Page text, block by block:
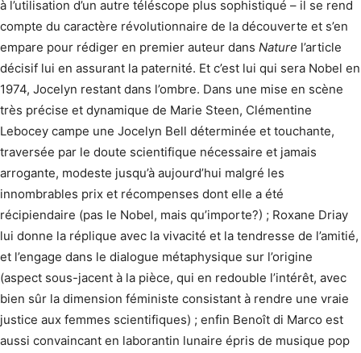
à l’utilisation d’un autre téléscope plus sophistiqué – il se rend
compte du caractère révolutionnaire de la découverte et s’en
empare pour rédiger en premier auteur dans Nature l’article
décisif lui en assurant la paternité. Et c’est lui qui sera Nobel en
1974, Jocelyn restant dans l’ombre. Dans une mise en scène
très précise et dynamique de Marie Steen, Clémentine
Lebocey campe une Jocelyn Bell déterminée et touchante,
traversée par le doute scientifique nécessaire et jamais
arrogante, modeste jusqu’à aujourd’hui malgré les
innombrables prix et récompenses dont elle a été
récipiendaire (pas le Nobel, mais qu’importe?) ; Roxane Driay
lui donne la réplique avec la vivacité et la tendresse de l’amitié,
et l’engage dans le dialogue métaphysique sur l’origine
(aspect sous-jacent à la pièce, qui en redouble l’intérêt, avec
bien sûr la dimension féministe consistant à rendre une vraie
justice aux femmes scientifiques) ; enfin Benoît di Marco est
aussi convaincant en laborantin lunaire épris de musique pop